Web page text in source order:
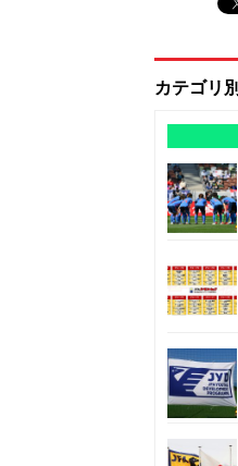
カテゴリ